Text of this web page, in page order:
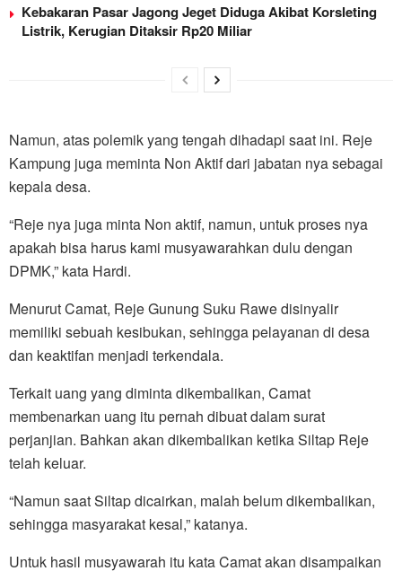
Kebakaran Pasar Jagong Jeget Diduga Akibat Korsleting
Listrik, Kerugian Ditaksir Rp20 Miliar
Namun, atas polemik yang tengah dihadapi saat ini. Reje
Kampung juga meminta Non Aktif dari jabatan nya sebagai
kepala desa.
“Reje nya juga minta Non aktif, namun, untuk proses nya
apakah bisa harus kami musyawarahkan dulu dengan
DPMK,” kata Hardi.
Menurut Camat, Reje Gunung Suku Rawe disinyalir
memiliki sebuah kesibukan, sehingga pelayanan di desa
dan keaktifan menjadi terkendala.
Terkait uang yang diminta dikembalikan, Camat
membenarkan uang itu pernah dibuat dalam surat
perjanjian. Bahkan akan dikembalikan ketika Siltap Reje
telah keluar.
“Namun saat Siltap dicairkan, malah belum dikembalikan,
sehingga masyarakat kesal,” katanya.
Untuk hasil musyawarah itu kata Camat akan disampaikan